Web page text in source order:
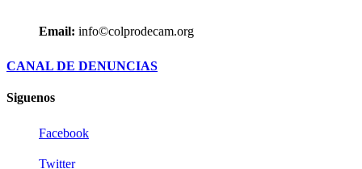
Email: info©colprodecam.org
CANAL DE DENUNCIAS
Siguenos
Facebook
Twitter